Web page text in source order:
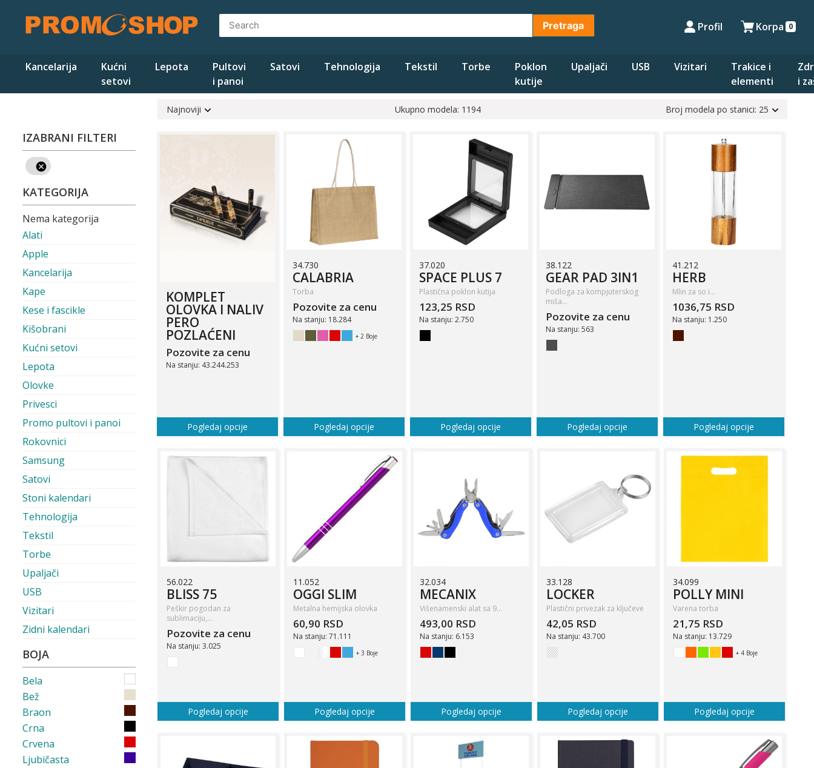
content
Pretraga Profil Korpa 0
Kancelarija
Kućni
setovi
Lepota
Pultovi
i panoi
Satovi Tehnologija Tekstil Torbe
Poklon
kutije
Upaljači USB Vizitari
Trakice i
elementi
i
Najnoviji Ukupno modela: 1194 Broj modela po stanici: 25
KOMPLET
OLOVKA I NALIV
PERO
POZLAĆENI
Pozovite za cenu
Na stanju: 43.244.253
Pogledaj opcije
34.730
CALABRIA
Torba
Pozovite za cenu
Na stanju: 18.284
+ 2 Boje
Pogledaj opcije
37.020
SPACE PLUS 7
Plastična poklon kutija
123,25 RSD
Na stanju: 2.750
Pogledaj opcije
38.122
GEAR PAD 3IN1
Podloga za kompjuterskog
miša…
Pozovite za cenu
Na stanju: 563
Pogledaj opcije
41.212
HERB
Mlin za so i…
1036,75 RSD
Na stanju: 1.250
Pogledaj opcije
56.022
BLISS 75
Peškir pogodan za
sublimaciju,…
Pozovite za cenu
Na stanju: 3.025
Pogledaj opcije
11.052
OGGI SLIM
Metalna hemijska olovka
60,90 RSD
Na stanju: 71.111
+ 3 Boje
Pogledaj opcije
32.034
MECANIX
Višenamenski alat sa 9…
493,00 RSD
Na stanju: 6.153
Pogledaj opcije
33.128
LOCKER
Plastični privezak za ključeve
42,05 RSD
Na stanju: 43.700
Pogledaj opcije
34.099
POLLY MINI
Varena torba
21,75 RSD
Na stanju: 13.729
+ 4 Boje
Pogledaj opcije
IZABRANI FILTERI
KATEGORIJA
Nema kategorija
Alati
Apple
Kancelarija
Kape
Kese i fascikle
Kišobrani
Kućni setovi
Lepota
Olovke
Privesci
Promo pultovi i panoi
Rokovnici
Samsung
Satovi
Stoni kalendari
Tehnologija
Tekstil
Torbe
Upaljači
USB
Vizitari
Zidni kalendari
BOJA
Bela
Bež
Braon
Crna
Crvena
Ljubičasta